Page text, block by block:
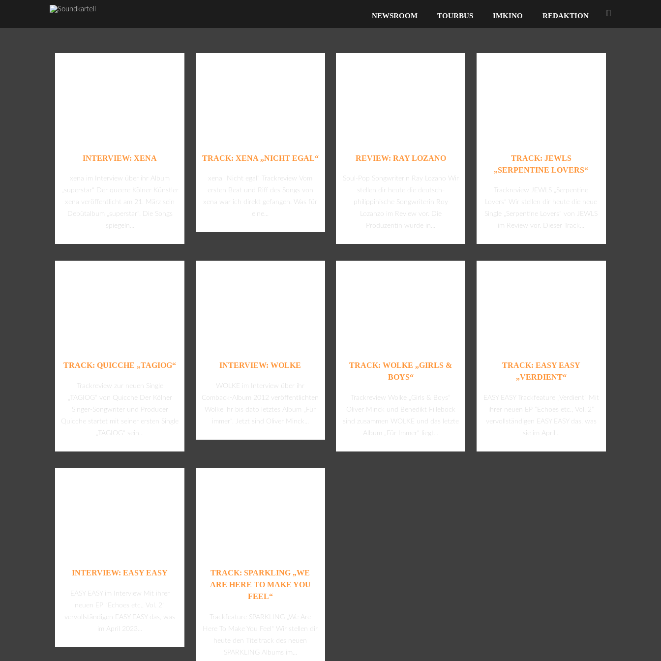
NEWSROOM TOURBUS IMKINO REDAKTION
INTERVIEW: XENA
xena im Interview über ihr Album
„superstar“ Der queere Kölner Künstler
xena veröffentlicht am 21. März sein
Debütalbum „superstar“. Die Songs
spiegeln...
TRACK: XENA „NICHT EGAL“
xena „Nicht egal“ Trackreview Vom
ersten Beat und Riff des Songs von
xena war ich direkt gefangen. Was für
eine...
REVIEW: RAY LOZANO
Soul-Pop Songwriterin Ray Lozano Wir
stellen dir heute die deutsch-
philippinische Songwriterin Roy
Lozanzo im Review vor. Die
Produzentin wurde in...
TRACK: JEWLS
„SERPENTINE LOVERS“
Trackreview JEWLS „Serpentine
Lovers“ Wir stellen dir heute die neue
Single „Serpentine Lovers“ von JEWLS
im Review vor. Dieser Track...
TRACK: QUICCHE „TAGIOG“
Trackreview zur neuen Single
„TAGIOG“ von Quicche Der Kölner
Singer-Songwriter und Producer
Quicche startet mit seiner ersten Single
„TAGIOG“ sein...
INTERVIEW: WOLKE
WOLKE im Interview über ihr
Comback-Album 2012 veröffentlichten
Wolke ihr bis dato letztes Album „Für
immer“. Jetzt sind Oliver Minck...
TRACK: WOLKE „GIRLS &
BOYS“
Trackreview Wolke „Girls & Boys“
Oliver Minck und Benedikt Filleböck
sind zusammen WOLKE und das letzte
Album „Für Immer“ liegt...
TRACK: EASY EASY
„VERDIENT“
EASY EASY Trackfeature „Verdient“ Mit
ihrer neuen EP “Echoes etc., Vol. 2“
vervollständigen EASY EASY das, was
sie im April...
INTERVIEW: EASY EASY
EASY EASY im Interview Mit ihrer
neuen EP “Echoes etc., Vol. 2“
vervollständigen EASY EASY das, was
im April 2023...
TRACK: SPARKLING „WE
ARE HERE TO MAKE YOU
FEEL“
Trackfeature SPARKLING „We Are
Here To Make You Feel“ Wir stellen dir
heute den Titeltrack des neuen
SPARKLING Albums im...